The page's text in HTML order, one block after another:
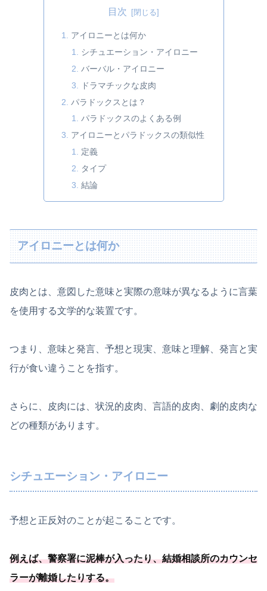
目次
アイロニーとは何か
シチュエーション・アイロニー
バーバル・アイロニー
ドラマチックな皮肉
パラドックスとは？
パラドックスのよくある例
アイロニーとパラドックスの類似性
定義
タイプ
結論
アイロニーとは何か
皮肉とは、意図した意味と実際の意味が異なるように言葉
を使用する文学的な装置です。
つまり、意味と発言、予想と現実、意味と理解、発言と実
行が食い違うことを指す。
さらに、皮肉には、状況的皮肉、言語的皮肉、劇的皮肉な
どの種類があります。
シチュエーション・アイロニー
予想と正反対のことが起こることです。
例えば、警察署に泥棒が入ったり、結婚相談所のカウンセ
ラーが離婚したりする。